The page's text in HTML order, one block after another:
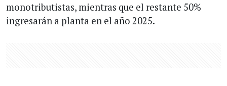
monotributistas, mientras que el restante 50%
ingresarán a planta en el año 2025.